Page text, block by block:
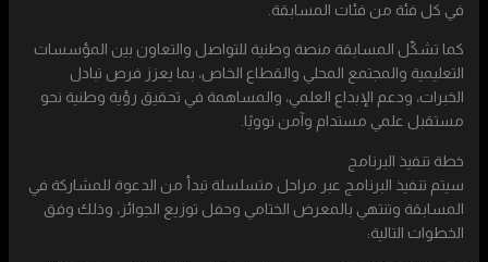
في كل فئة من فئات المسابقة.
كما تشكّل المسابقة منصة وطنية للتواصل والتعاون بين المؤسسات
التعليمية والمجتمع المحلي والقطاع الخاص، بما يعزز فرص تبادل
الخبرات، ودعم الإبداع العلمي، والمساهمة في تحقيق رؤية وطنية نحو
مستقبل علمي مستدام وآمن نوويًا.
خطة تنفيذ البرنامج
سيتم تنفيذ البرنامج عبر مراحل متسلسلة تبدأ من الدعوة للمشاركة في
المسابقة وتنتهي بالمعرض الختامي وحفل توزيع الجوائز، وذلك وفق
الخطوات التالية: